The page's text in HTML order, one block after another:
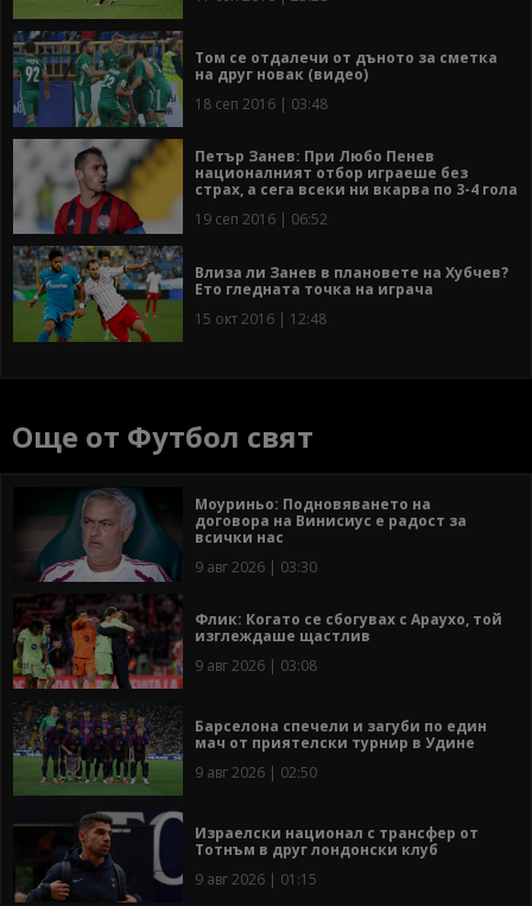
Том се отдалечи от дъното за сметка
на друг новак (видео)
18 сеп 2016 | 03:48
Петър Занев: При Любо Пенев
националният отбор играеше без
страх, а сега всеки ни вкарва по 3-4 гола
19 сеп 2016 | 06:52
Влиза ли Занев в плановете на Хубчев?
Ето гледната точка на играча
15 окт 2016 | 12:48
Още от Футбол свят
Моуриньо: Подновяването на
договора на Винисиус е радост за
всички нас
9 авг 2026 | 03:30
Флик: Когато се сбогувах с Араухо, той
изглеждаше щастлив
9 авг 2026 | 03:08
Барселона спечели и загуби по един
мач от приятелски турнир в Удине
9 авг 2026 | 02:50
Израелски национал с трансфер от
Тотнъм в друг лондонски клуб
9 авг 2026 | 01:15